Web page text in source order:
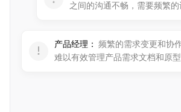
之间的沟通不畅，需要频繁的
产品经理： 频繁的需求变更和协
难以有效管理产品需求文档和原型